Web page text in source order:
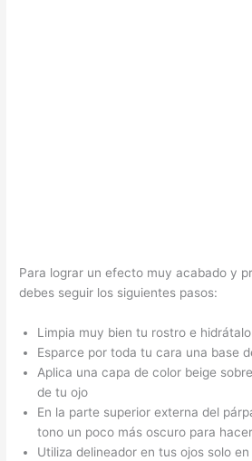
Para lograr un efecto muy acabado y
debes seguir los siguientes pasos:
Limpia muy bien tu rostro e
Esparce por toda tu cara una base
Aplica una capa de color beige
de tu ojo
En la parte superior externa del
tono un poco más oscuro para
Utiliza delineador en tus ojos solo